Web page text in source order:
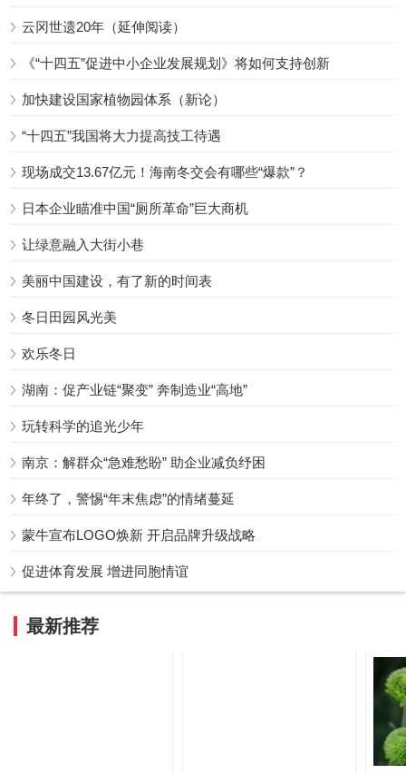
云冈世遗20年（延伸阅读）
《“十四五”促进中小企业发展规划》将如何支持创新
加快建设国家植物园体系（新论）
“十四五”我国将大力提高技工待遇
现场成交13.67亿元！海南冬交会有哪些“爆款”？
日本企业瞄准中国“厕所革命”巨大商机
让绿意融入大街小巷
美丽中国建设，有了新的时间表
冬日田园风光美
欢乐冬日
湖南：促产业链“聚变” 奔制造业“高地”
玩转科学的追光少年
南京：解群众“急难愁盼” 助企业减负纾困
年终了，警惕“年末焦虑”的情绪蔓延
蒙牛宣布LOGO焕新 开启品牌升级战略
促进体育发展 增进同胞情谊
最新推荐